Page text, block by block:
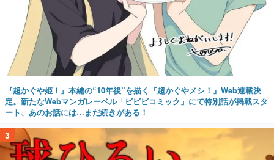
『超かぐや姫！』本編の“10年後”を描く『超かぐやメシ！』Web連載決
定。新たなWebマンガレーベル「ビビビコミック」にて特別話が掲載スタ
ート、あのお話には…まだ続きがある！
3